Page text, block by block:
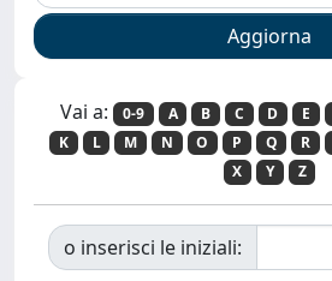
Vai a: 0-9 A B C D E
K
L M N O P Q R
X
Y Z
o inserisci le iniziali: